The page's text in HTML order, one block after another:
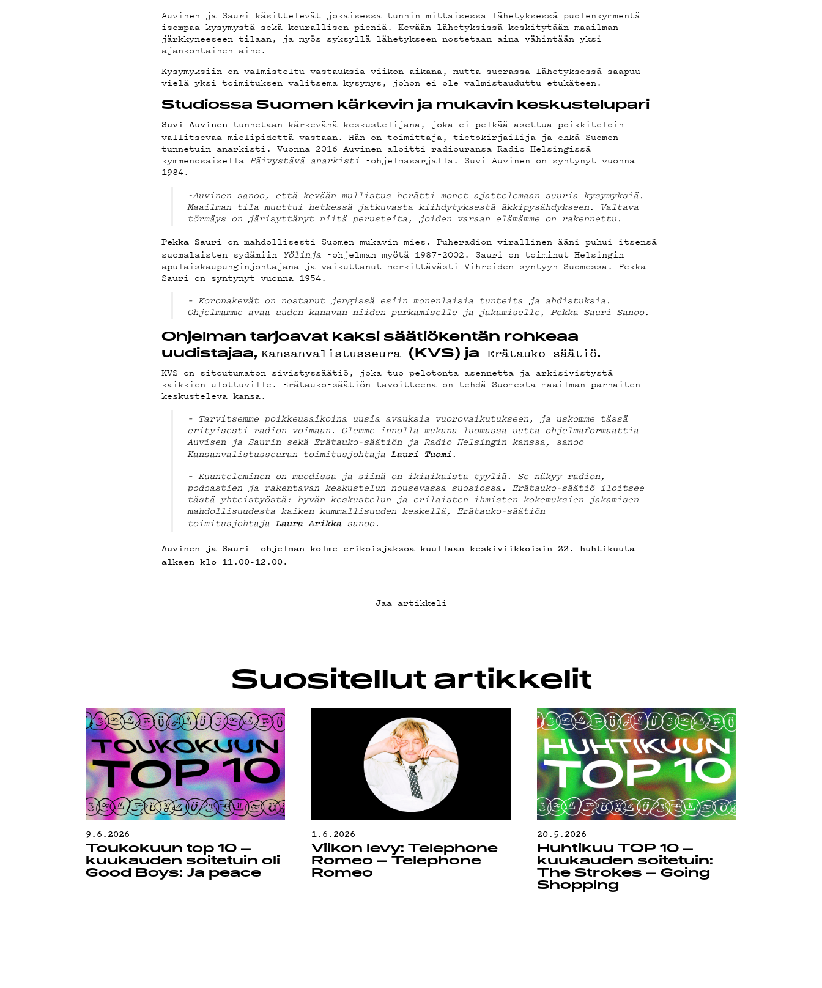
YHTEYSTIEDOT
G LIVELAB
YSTÄVÄKLUBI
TIETOSUOJA
Auvinen ja Sauri käsittelevät jokaisessa tunnin mittaisessa lähetyksessä puolenkymmentä
isompaa kysymystä sekä kourallisen pieniä. Kevään lähetyksissä keskitytään maailman
järkkyneeseen tilaan, ja myös syksyllä lähetykseen nostetaan aina vähintään yksi
ajankohtainen aihe.
Kysymyksiin on valmisteltu vastauksia viikon aikana, mutta suorassa lähetyksessä saapuu
vielä yksi toimituksen valitsema kysymys, johon ei ole valmistauduttu etukäteen.
Studiossa Suomen kärkevin ja mukavin keskustelupari
Suvi Auvinen tunnetaan kärkevänä keskustelijana, joka ei pelkää asettua poikkiteloin
vallitsevaa mielipidettä vastaan. Hän on toimittaja, tietokirjailija ja ehkä Suomen
tunnetuin anarkisti. Vuonna 2016 Auvinen aloitti radiouransa Radio Helsingissä
kymmenosaisellaPäivystävä anarkisti -ohjelmasarjalla. Suvi Auvinen on syntynyt vuonna
1984.
-Auvinen sanoo, että kevään mullistus herätti monet ajattelemaan suuria kysymyksiä.
Maailman tila muuttui hetkessä jatkuvasta kiihdytyksestä äkkipysähdykseen. Valtava
törmäys on järisyttänyt niitä perusteita, joiden varaan elämämme on rakennettu.
Pekka Sauri on mahdollisesti Suomen mukavin mies. Puheradion virallinen ääni puhui itsensä
suomalaisten sydämiin Yölinja -ohjelman myötä 1987–2002. Sauri on toiminut Helsingin
apulaiskaupunginjohtajana ja vaikuttanut merkittävästi Vihreiden syntyyn Suomessa. Pekka
Sauri on syntynyt vuonna 1954.
– Koronakevät on nostanut jengissä esiin monenlaisia tunteita ja ahdistuksia.
Ohjelmamme avaa uuden kanavan niiden purkamiselle ja jakamiselle, Pekka Sauri Sanoo.
Ohjelman tarjoavat kaksi säätiökentän rohkeaa
uudistajaa,Kansanvalistusseura (KVS) ja Erätauko-säätiö.
KVS on sitoutumaton sivistyssäätiö, joka tuo pelotonta asennetta ja arkisivistystä
kaikkien ulottuville. Erätauko-säätiön tavoitteena on tehdä Suomesta maailman parhaiten
keskusteleva kansa.
– Tarvitsemme poikkeusaikoina uusia avauksia vuorovaikutukseen, ja uskomme tässä
erityisesti radion voimaan. Olemme innolla mukana luomassa uutta ohjelmaformaattia
Auvisen ja Saurin sekä Erätauko-säätiön ja Radio Helsingin kanssa, sanoo
Kansanvalistusseuran toimitusjohtaja Lauri Tuomi.
– Kuunteleminen on muodissa ja siinä on ikiaikaista tyyliä. Se näkyy radion,
podcastien ja rakentavan keskustelun nousevassa suosiossa. Erätauko-säätiö iloitsee
tästä yhteistyöstä: hyvän keskustelun ja erilaisten ihmisten kokemuksien jakamisen
mahdollisuudesta kaiken kummallisuuden keskellä, Erätauko-säätiön
toimitusjohtaja Laura Arikkasanoo.
Auvinen ja Sauri -ohjelman kolme erikoisjaksoa kuullaan keskiviikkoisin 22. huhtikuuta
alkaen klo 11.00-12.00.
Jaa artikkeli
Suositellut artikkelit
9.6.2026
Toukokuun top 10 –
kuukauden soitetuin oli
Good Boys: Ja peace
1.6.2026
Viikon levy: Telephone
Romeo – Telephone
Romeo
20.5.2026
Huhtikuu TOP 10 –
kuukauden soitetuin:
The Strokes – Going
Shopping